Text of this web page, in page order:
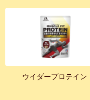
ウイダープロテイン